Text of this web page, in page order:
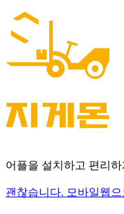
어플을 설치하고 편리
괜찮습니다. 모바일웹